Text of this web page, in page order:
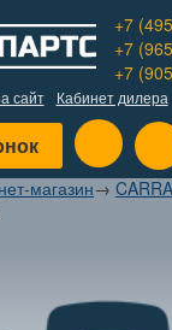
+7
+7
+7
сайт Кабинет дилера
магазин→